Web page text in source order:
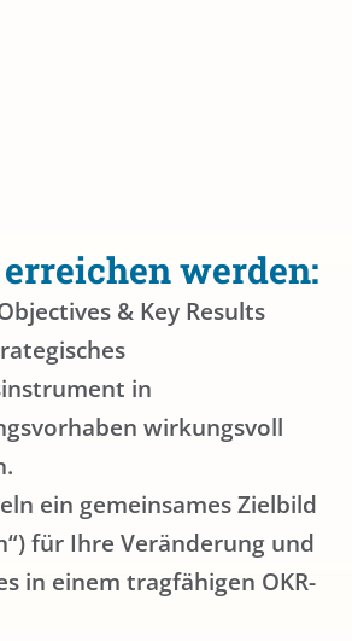
werden:
& Key Results
in
wirkungsvoll
ein gemeinsames Zielbild
für Ihre Veränderung und
in einem tragfähigen OKR-